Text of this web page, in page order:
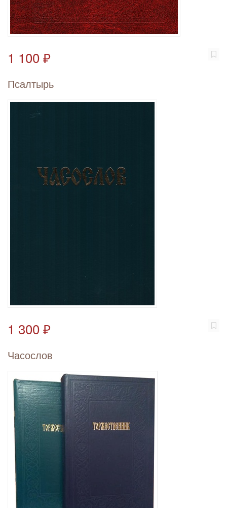
1 100 ₽
Псалтырь
1 300 ₽
Часослов